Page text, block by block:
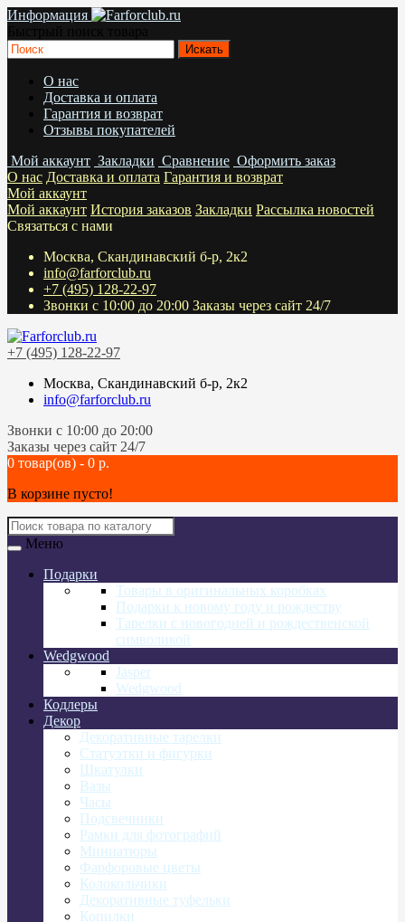
Информация
О нас
Доставка и оплата
Гарантия и возврат
Отзывы покупателей
Мой аккаунт Закладки Сравнение Оформить заказ
О нас Доставка и оплата Гарантия и возврат
Мой аккаунт
Мой аккаунт История заказов Закладки Рассылка новостей
Связаться с нами
Москва, Скандинавский б-р, 2к2
info@farforclub.ru
+7 (495) 128-22-97
Звонки c 10:00 до 20:00 Заказы через сайт 24/7
+7 (495) 128-22-97
Москва, Скандинавский б-р, 2к2
info@farforclub.ru
Звонки c 10:00 до 20:00
Заказы через сайт 24/7
0 товар(ов) - 0 р.
В корзине пусто!
Меню
Подарки
Товары в оригинальных коробках
Подарки к новому году и рождеству
Тарелки с новогодней и рождественской
символикой
Wedgwood
Jasper
Wedgwood
Кодлеры
Декор
Декоративные тарелки
Статуэтки и фигурки
Шкатулки
Вазы
Часы
Подсвечники
Рамки для фотографий
Миниатюры
Фарфоровые цветы
Колокольчики
Декоративные туфельки
Копилки